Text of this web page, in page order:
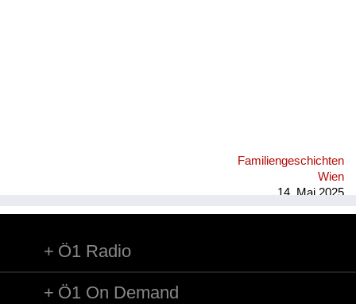
Familiengeschichten
Wien
14. Mai 2025
Ö1 Radio
Ö1 On Demand